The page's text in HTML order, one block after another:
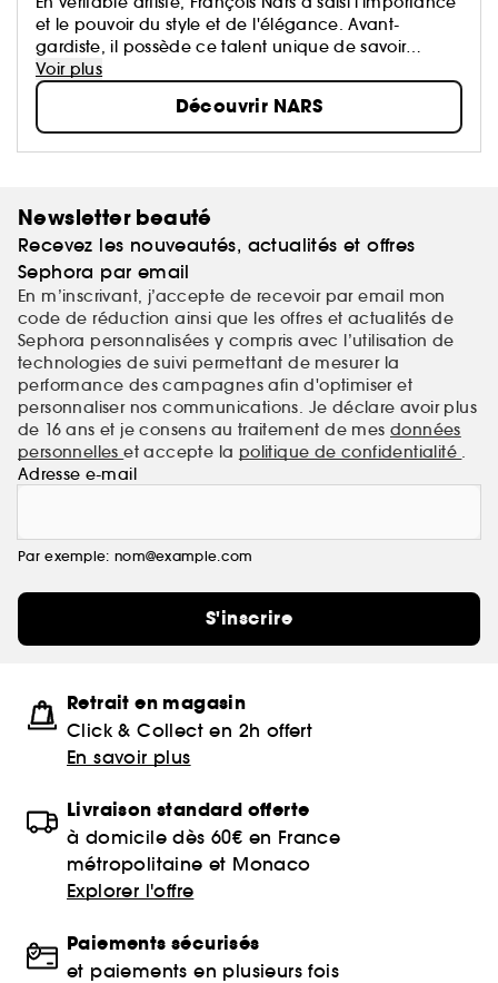
et le pouvoir du style et de l'élégance. Avant-
gardiste, il possède ce talent unique de savoir
révéler la beauté intérieure de la femme. Pour lui, le
maquillage n'est pas un masque, il doit révéler la
quintessence de la femme...
Voir plus
Découvrir NARS
Newsletter beauté
Recevez les nouveautés, actualités et offres
Sephora par email
En m’inscrivant, j’accepte de recevoir par email mon
code de réduction ainsi que les offres et actualités de
Sephora personnalisées y compris avec l’utilisation de
technologies de suivi permettant de mesurer la
performance des campagnes afin d'optimiser et
personnaliser nos communications. Je déclare avoir plus
de 16 ans et je consens au traitement de mes données
personnelleset accepte la politique de confidentialité .
Adresse e-mail
Par exemple: nom@example.com
S'inscrire
Retrait en magasin
Click & Collect en 2h offert
En savoir plus
Livraison standard offerte
à domicile dès 60€ en France
métropolitaine et Monaco
Explorer l'offre
Paiements sécurisés
et paiements en plusieurs fois